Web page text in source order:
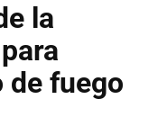
la
fuego